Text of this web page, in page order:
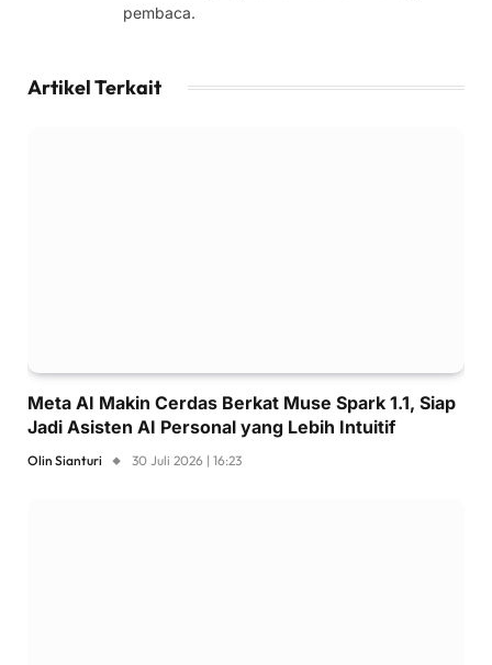
pembaca.
Artikel Terkait
Meta AI Makin Cerdas Berkat Muse Spark 1.1, Siap
Jadi Asisten AI Personal yang Lebih Intuitif
Olin Sianturi 30 Juli 2026 | 16:23